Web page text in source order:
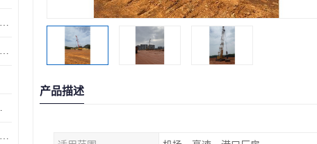
万宁强夯施工 业峻强夯基础工程
赣州强夯队伍 业峻强夯基础工程
性强
汕头强夯公司 地基压实度检测方法与标准
产品描述